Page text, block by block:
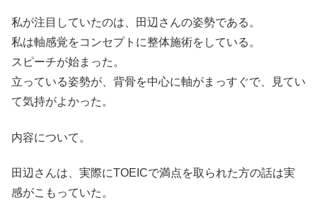
私が注目していたのは、田辺さんの姿勢である。
私は軸感覚をコンセプトに整体施術をしている。
スピーチが始まった。
立っている姿勢が、背骨を中心に軸がまっすぐで、見てい
て気持がよかった。
内容について。
田辺さんは、実際にTOEICで満点を取られた方の話は実
感がこもっていた。